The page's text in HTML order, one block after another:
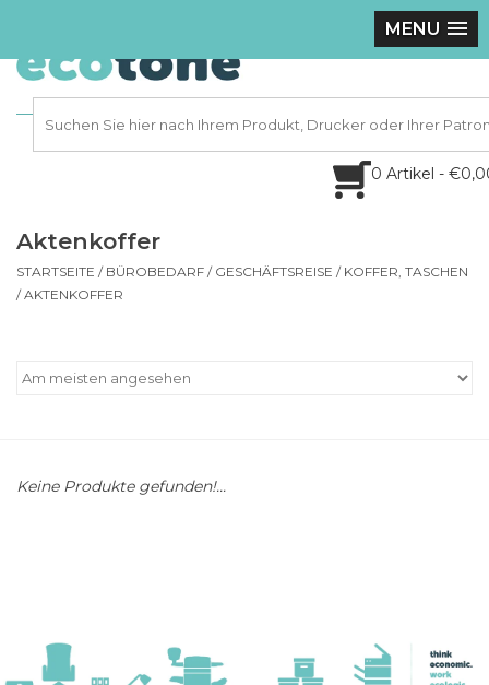
MENU
0 Artikel -
Aktenkoffer
STARTSEITE / BÜROBEDARF / GESCHÄFTSREISE / KOFFER, TASCHEN
/AKTENKOFFER
Keine Produkte gefunden!...